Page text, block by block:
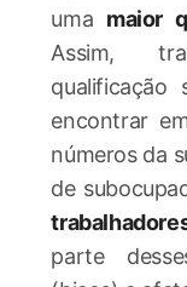
uma maior
Assim,
qualificação
encontrar
números da
de
parte